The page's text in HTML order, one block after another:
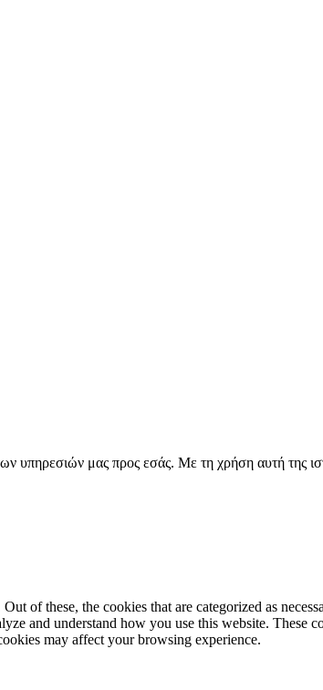
υπηρεσιών μας προς εσάς. Με τη χρήση αυτή της
of these, the cookies that are categorized as
and understand how you use this website.
may affect your browsing experience.